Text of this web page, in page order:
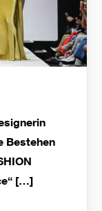
Bestehen
[…]